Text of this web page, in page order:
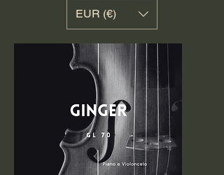
EUR (€)